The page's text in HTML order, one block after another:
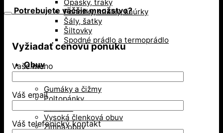
Opasky, traky
Ponožky, stielky, šnúrky
Šály, šatky
Šiltovky
Spodné prádlo a termoprádlo
Obuv
Gumáky a čižmy
Poltopánky
Sandále
Vysoká členková obuv
Zimná obuv
pomôcka
Potrebujete väčšie množstvo?
Vyžiadať cenovú ponuku
Vaše meno
Váš email
Váš telefonický kontakt